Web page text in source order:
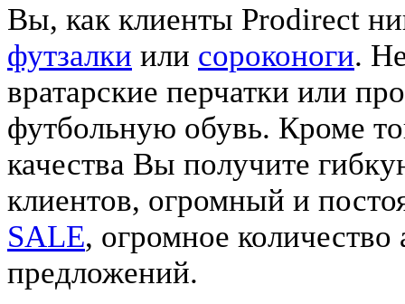
Вы, как клиенты Prodirect
футзалки или сороконоги.
вратарские перчатки или
футбольную обувь. Кроме
качества Вы получите
клиентов, огромный и
SALE, огромное
предложений.